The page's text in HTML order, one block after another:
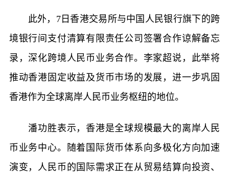
此外，7日香港交易所与中国人民银行旗下的跨
境银行间支付清算有限责任公司签署合作谅解备忘
录，深化跨境人民币业务合作。李家超说，此举将
推动香港固定收益及货币市场的发展，进一步巩固
香港作为全球离岸人民币业务枢纽的地位。
潘功胜表示，香港是全球规模最大的离岸人民
币业务中心。随着国际货币体系向多极化方向加速
演变，人民币的国际需求正在从贸易结算向投资、